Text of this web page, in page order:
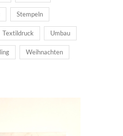
Stempeln
Textildruck Umbau
Weihnachten